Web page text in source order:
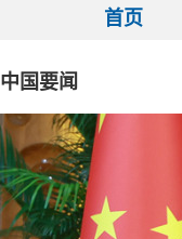
首页
中国要闻